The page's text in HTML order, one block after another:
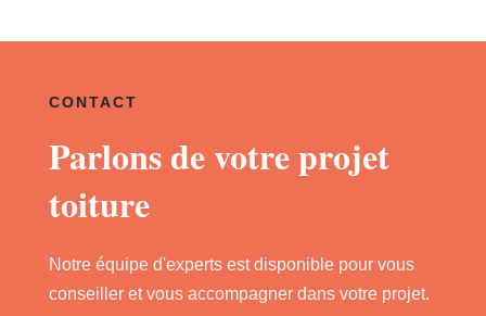
CONTACT
Parlons de votre projet
toiture
Notre équipe d'experts est disponible pour vous
conseiller et vous accompagner dans votre projet.